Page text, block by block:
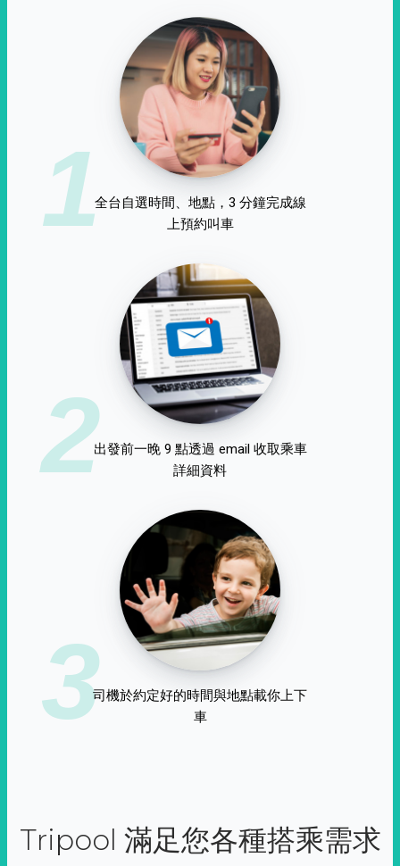
1全台自選時間、地點，3 分鐘完成線
上預約叫車
2出發前一晚 9 點透過 email 收取乘車
詳細資料
3司機於約定好的時間與地點載你上下
車
Tripool 滿足您各種搭乘需求